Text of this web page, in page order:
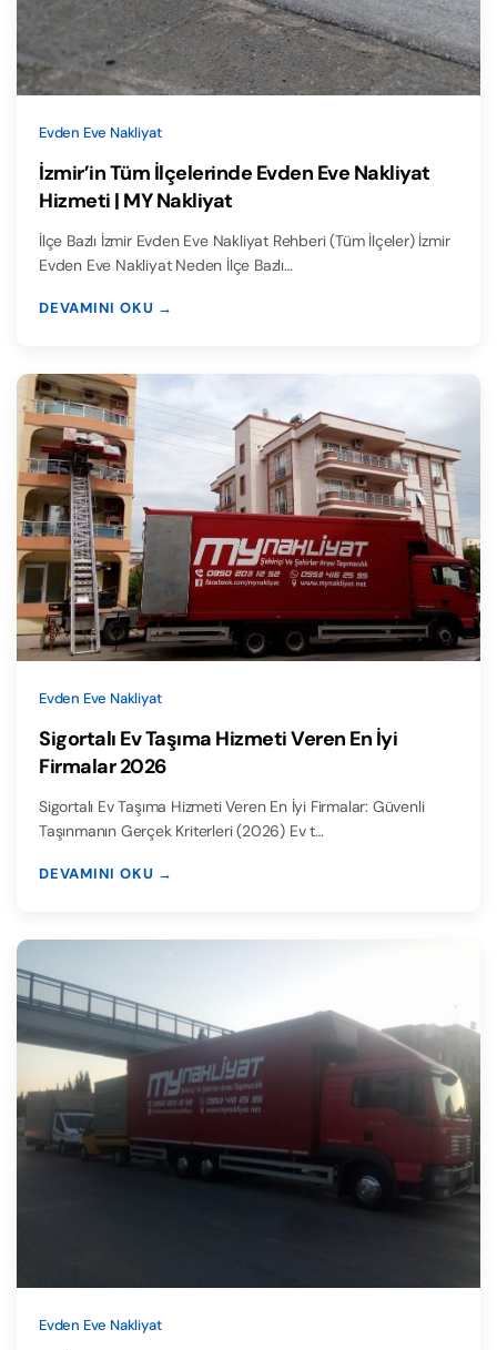
Evden Eve Nakliyat
İzmir’in Tüm İlçelerinde Evden Eve Nakliyat
Hizmeti | MY Nakliyat
İlçe Bazlı İzmir Evden Eve Nakliyat Rehberi (Tüm İlçeler) İzmir
Evden Eve Nakliyat Neden İlçe Bazlı…
DEVAMINI OKU →
Evden Eve Nakliyat
Sigortalı Ev Taşıma Hizmeti Veren En İyi
Firmalar 2026
Sigortalı Ev Taşıma Hizmeti Veren En İyi Firmalar: Güvenli
Taşınmanın Gerçek Kriterleri (2026) Ev t…
DEVAMINI OKU →
Evden Eve Nakliyat